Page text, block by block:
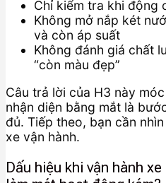
Chỉ kiểm tra khi động
Không mở nắp két
và còn áp suất
Không đánh giá chất
“còn màu đẹp”
Câu trả lời của H3 này
nhận diện bằng mắt là
đủ. Tiếp theo, bạn cần
xe vận hành.
Dấu hiệu khi vận hành